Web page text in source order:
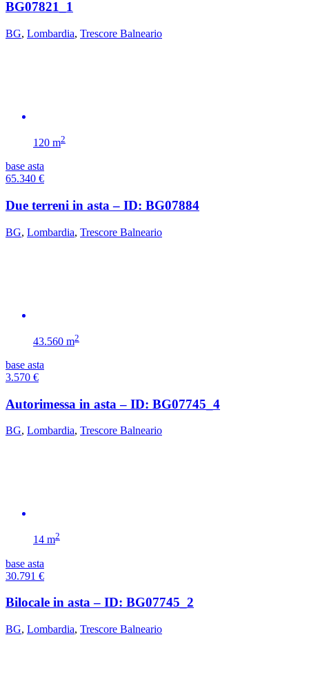
BG07821_1
BG, Lombardia, Trescore Balneario
120 m2
base asta
65.340 €
Due terreni in asta – ID: BG07884
BG, Lombardia, Trescore Balneario
43.560 m2
base asta
3.570 €
Autorimessa in asta – ID: BG07745_4
BG, Lombardia, Trescore Balneario
14 m2
base asta
30.791 €
Bilocale in asta – ID: BG07745_2
BG, Lombardia, Trescore Balneario